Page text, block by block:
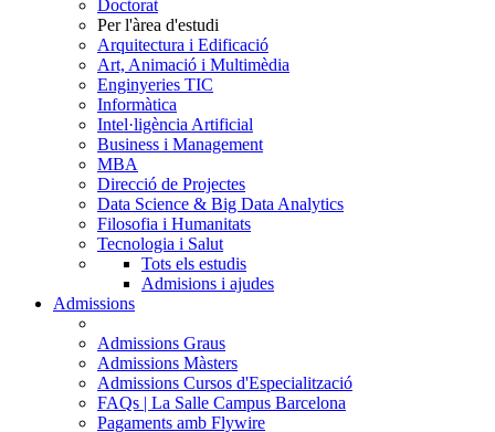
Doctorat
Per l'àrea d'estudi
Arquitectura i Edificació
Art, Animació i Multimèdia
Enginyeries TIC
Informàtica
Intel·ligència Artificial
Business i Management
MBA
Direcció de Projectes
Data Science & Big Data Analytics
Filosofia i Humanitats
Tecnologia i Salut
Tots els estudis
Admisions i ajudes
Admissions
Admissions Graus
Admissions Màsters
Admissions Cursos d'Especialització
FAQs | La Salle Campus Barcelona
Pagaments amb Flywire